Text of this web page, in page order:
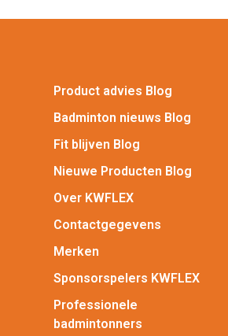
Product advies Blog
Badminton nieuws Blog
Fit blijven Blog
Nieuwe Producten Blog
Over KWFLEX
Contactgegevens
Merken
Sponsorspelers KWFLEX
Professionele
badmintonners